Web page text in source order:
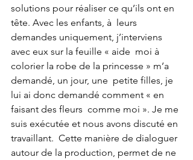
solutions pour réaliser ce qu’ils ont en
tête. Avec les enfants, à  leurs
demandes uniquement, j’interviens
avec eux sur la feuille « aide  moi à
colorier la robe de la princesse » m’a
demandé, un jour, une  petite filles, je
lui ai donc demandé comment « en
faisant des fleurs  comme moi ». Je me
suis exécutée et nous avons discuté en
travaillant.  Cette manière de dialoguer
autour de la production, permet de ne